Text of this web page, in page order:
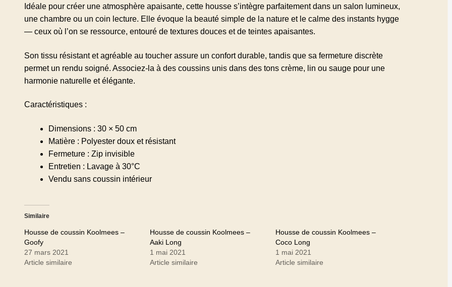
Idéale pour créer une atmosphère apaisante, cette housse s’intègre parfaitement dans un salon lumineux,
une chambre ou un coin lecture. Elle évoque la beauté simple de la nature et le calme des instants hygge
— ceux où l’on se ressource, entouré de textures douces et de teintes apaisantes.
Son tissu résistant et agréable au toucher assure un confort durable, tandis que sa fermeture discrète
permet un rendu soigné. Associez-la à des coussins unis dans des tons crème, lin ou sauge pour une
harmonie naturelle et élégante.
Caractéristiques :
Dimensions : 30 × 50 cm
Matière : Polyester doux et résistant
Fermeture : Zip invisible
Entretien : Lavage à 30°C
Vendu sans coussin intérieur
Similaire
Housse de coussin Koolmees –
Goofy
27 mars 2021
Article similaire
Housse de coussin Koolmees –
Aaki Long
1 mai 2021
Article similaire
Housse de coussin Koolmees –
Coco Long
1 mai 2021
Article similaire